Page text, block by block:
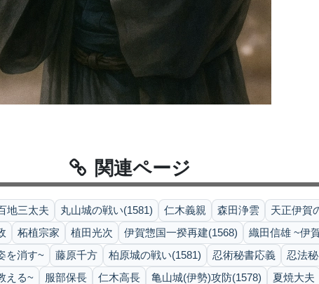
関連ページ
地三太夫 丸山城の戦い(1581) 仁木義親 森田浄雲
天正伊賀
柘植宗家 植田光次 伊賀惣国一揆再建(1568)
織田信雄 ~伊
を消す~
藤原千方 柏原城の戦い(1581) 忍術秘書応義
忍法
える~
服部保長 仁木高長 亀山城(伊勢)攻防(1578)
夏焼大夫